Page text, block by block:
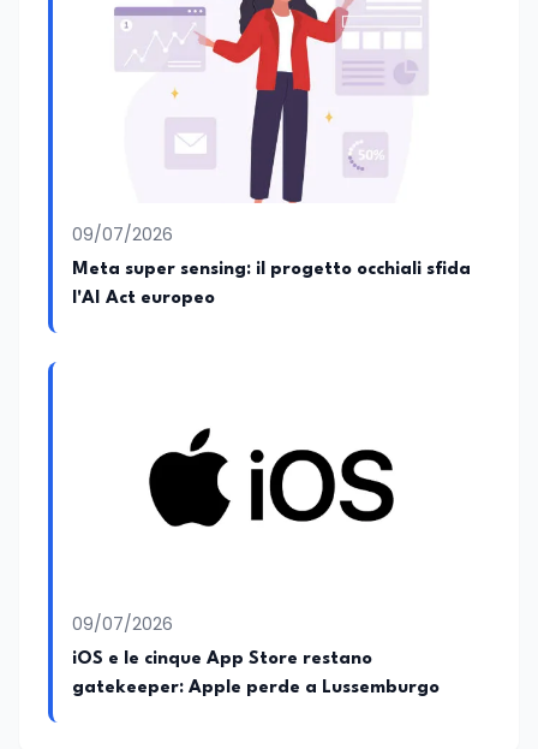
09/07/2026
Meta super sensing: il progetto occhiali sfida
l'AI Act europeo
09/07/2026
iOS e le cinque App Store restano
gatekeeper: Apple perde a Lussemburgo